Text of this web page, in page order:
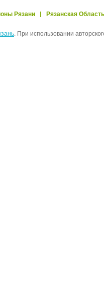
Рязани Рязанская Область
. При использовании